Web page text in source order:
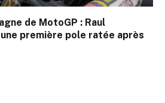
de MotoGP : Raul
première pole ratée après